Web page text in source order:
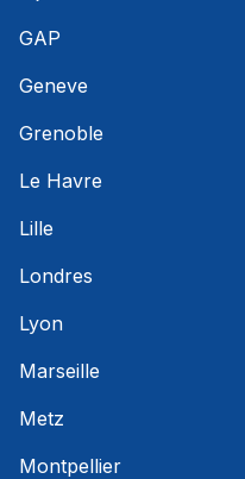
GAP
Geneve
Grenoble
Le Havre
Lille
Londres
Lyon
Marseille
Metz
Montpellier